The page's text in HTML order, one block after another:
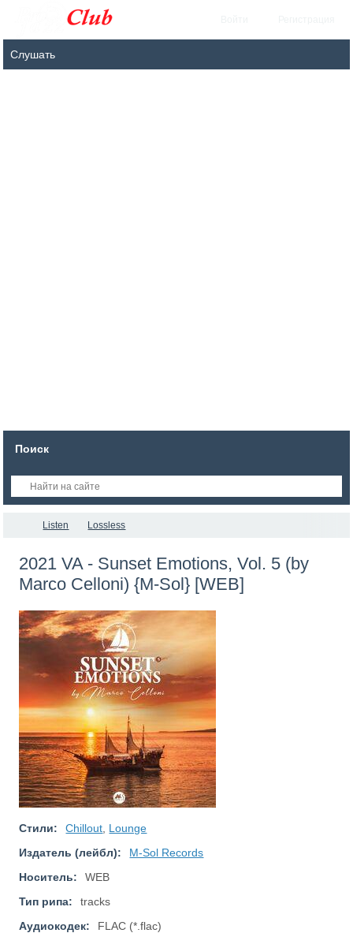
Поиск
Listen Lossless
2021 VA - Sunset Emotions, Vol. 5 (by
Marco Celloni) {M-Sol} [WEB]
Стили: Chillout Lounge
Издатель (лейбл):
M-Sol Records
Носитель:
WEB
Тип рипа:
tracks
Аудиокодек:
FLAC (*.flac)